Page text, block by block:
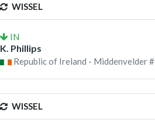
WISSEL
IN
K. Phillips
Republic of Ireland - Middenvelder #
WISSEL